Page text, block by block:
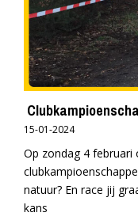
15-01-2024
Op zondag 4 februari
natuur? En race jij
kans